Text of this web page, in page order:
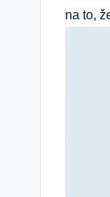
na to,